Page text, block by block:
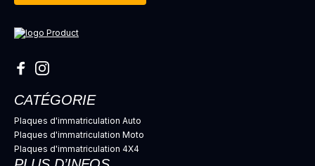
CATÉGORIE
Plaques d'immatriculation Auto
Plaques d'immatriculation Moto
Plaques d'immatriculation 4X4